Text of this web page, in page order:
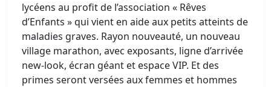
lycéens au profit de l’association « Rêves
d’Enfants » qui vient en aide aux petits atteints de
maladies graves. Rayon nouveauté, un nouveau
village marathon, avec exposants, ligne d’arrivée
new-look, écran géant et espace VIP. Et des
primes seront versées aux femmes et hommes